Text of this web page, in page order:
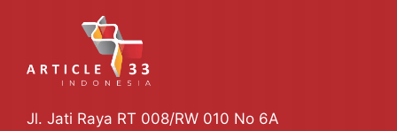
Jl. Jati Raya RT 008/RW 010 No 6A